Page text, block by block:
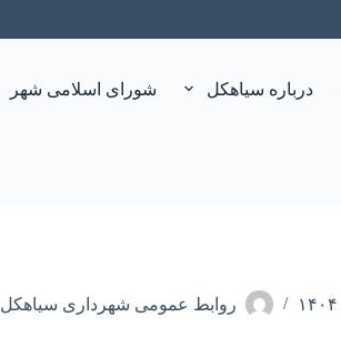
درباره سیاهکل شورای اسلامی شهر
روابط عمومی شهرداری سیاهکل